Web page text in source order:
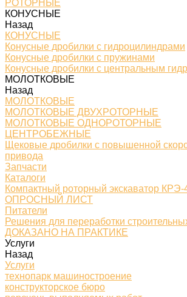
РОТОРНЫЕ
КОНУСНЫЕ
Назад
КОНУСНЫЕ
Конусные дробилки с гидроцилиндрами
Конусные дробилки с пружинами
Конусные дробилки с центральным
МОЛОТКОВЫЕ
Назад
МОЛОТКОВЫЕ
МОЛОТКОВЫЕ ДВУХРОТОРНЫЕ
МОЛОТКОВЫЕ ОДНОРОТОРНЫЕ
ЦЕНТРОБЕЖНЫЕ
Щековые дробилки с повышенной
привода
Запчасти
Каталоги
Компактный роторный экскаватор КРЭ-
ОПРОСНЫЙ ЛИСТ
Питатели
Решения для переработки
ДОКАЗАНО НА ПРАКТИКЕ
Услуги
Назад
Услуги
технопарк машиностроение
конструкторское бюро